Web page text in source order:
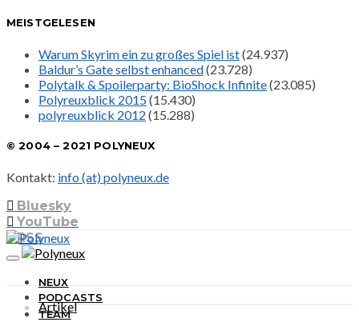
MEISTGELESEN
Warum Skyrim ein zu großes Spiel ist(24.937)
Baldur’s Gate selbst enhanced(23.728)
Polytalk & Spoilerparty: BioShock Infinite(23.085)
Polyreuxblick 2015(15.430)
polyreuxblick 2012 (15.288)
© 2004 – 2021 POLYNEUX
Kontakt: info (at) polyneux.de
Bluesky
YouTube
RSS
NEUX
PODCASTS
TEAM
Artikel